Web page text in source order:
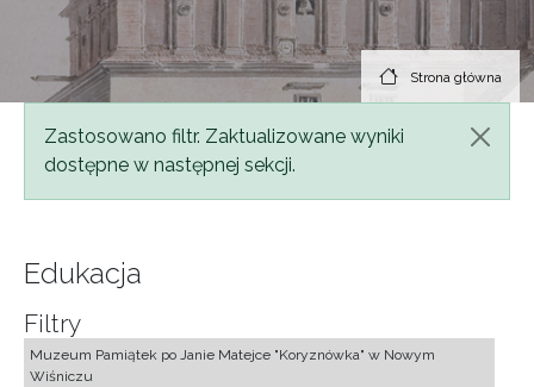
Strona główna
Komunikat
Zastosowano filtr. Zaktualizowane wyniki
dostępne w następnej sekcji.
Edukacja
Filtry
Muzeum Pamiątek po Janie Matejce "Koryznówka" w Nowym
Wiśniczu